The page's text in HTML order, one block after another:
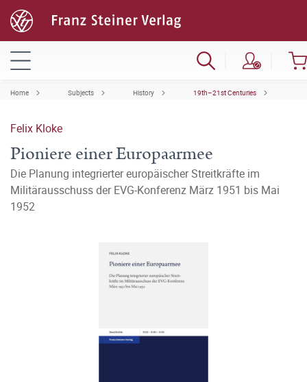
Home Subjects History 19th–21st Centuries
Felix Kloke
Pioniere einer Europaarmee
Die Planung integrierter europäischer Streitkräfte im
Militärausschuss der EVG-Konferenz März 1951 bis Mai
1952